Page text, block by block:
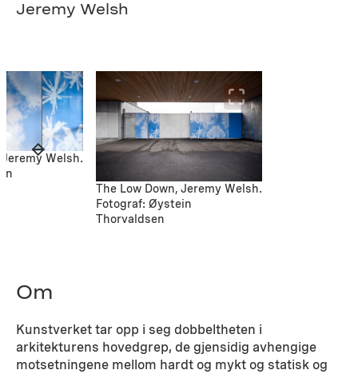
Jeremy Welsh
Welsh.
The Low Down, Jeremy Welsh.
Fotograf: Øystein
Thorvaldsen
Om
Kunstverket tar opp i seg dobbeltheten i
arkitekturens hovedgrep, de gjensidig avhengige
motsetningene mellom hardt og mykt og statisk og